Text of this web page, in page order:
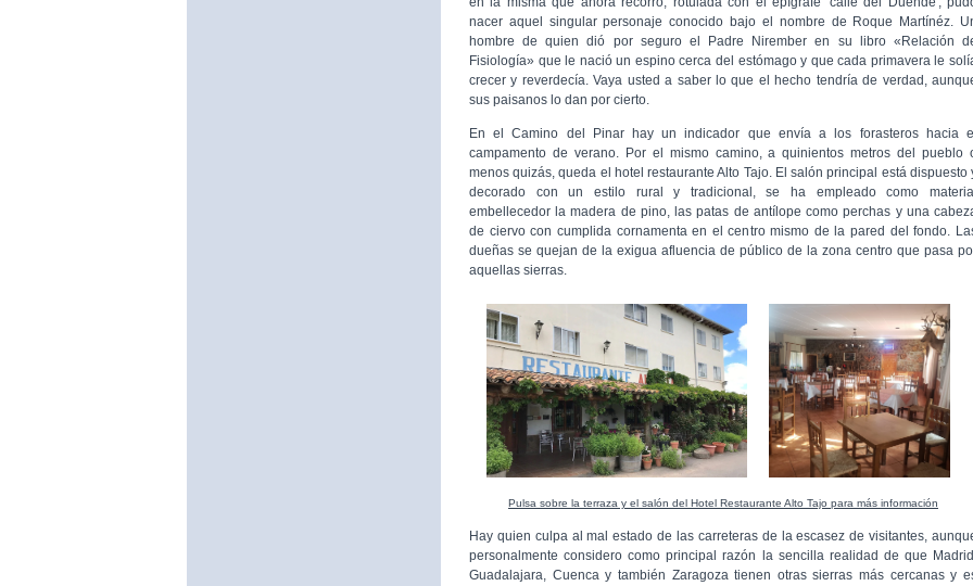
nacer aquel singular personaje conocido bajo el nombre de Roque Martínéz.
hombre de quien dió por seguro el Padre Nirember en su libro «Relación
Fisiología» que le nació un espino cerca del estómago y que cada primavera le
crecer y reverdecía. Vaya usted a saber lo que el hecho tendría de verdad,
sus paisanos lo dan por cierto.
En el Camino del Pinar hay un indicador que envía a los forasteros hacia
campamento de verano. Por el mismo camino, a quinientos metros del pueblo
menos quizás, queda el hotel restaurante Alto Tajo. El salón principal está dispuesto
decorado con un estilo rural y tradicional, se ha empleado como
embellecedor la madera de pino, las patas de antílope como perchas y una
de ciervo con cumplida cornamenta en el centro mismo de la pared del fondo.
dueñas se quejan de la exigua afluencia de público de la zona centro que pasa
aquellas sierras.
Pulsa sobre la terraza y el salón del Hotel Restaurante Alto Tajo para más información
Hay quien culpa al mal estado de las carreteras de la escasez de visitantes,
personalmente considero como principal razón la sencilla realidad de que
Guadalajara, Cuenca y también Zaragoza tienen otras sierras más cercanas y